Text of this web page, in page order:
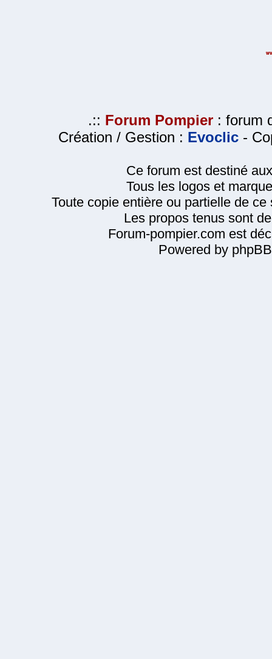
.:: Forum Pompier : forum
Création / Gestion : Evoclic -
Ce forum est destiné
Tous les logos et
Toute copie entière ou partielle de
Les propos tenus sont
Forum-pompier.com est
Powered by